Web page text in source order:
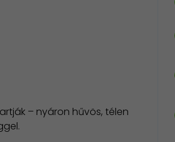
– nyáron hűvös, télen